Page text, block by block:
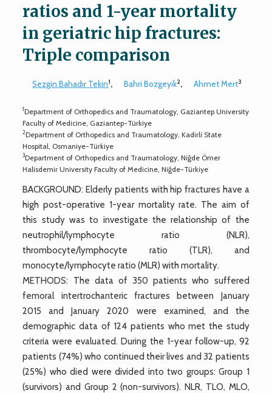
ratios and 1-year mortality
in geriatric hip fractures:
Triple comparison
Sezgin Bahadır Tekin1, Bahri Bozgeyik2, Ahmet Mert3
1Department of Orthopedics and Traumatology, Gaziantep University
Faculty of Medicine, Gaziantep-Türkiye
2Department of Orthopedics and Traumatology, Kadirli State
Hospital, Osmaniye-Türkiye
3Department of Orthopedics and Traumatology, Niğde Ömer
Halisdemir University Faculty of Medicine, Niğde-Türkiye
BACKGROUND: Elderly patients with hip fractures have a
high post-operative 1-year mortality rate. The aim of
this study was to investigate the relationship of the
neutrophil/lymphocyte ratio (NLR),
thrombocyte/lymphocyte ratio (TLR), and
monocyte/lymphocyte ratio (MLR) with mortality.
METHODS: The data of 350 patients who suffered
femoral intertrochanteric fractures between January
2015 and January 2020 were examined, and the
demographic data of 124 patients who met the study
criteria were evaluated. During the 1-year follow-up, 92
patients (74%) who continued their lives and 32 patients
(25%) who died were divided into two groups: Group 1
(survivors) and Group 2 (non-survivors). NLR, TLO, MLO,